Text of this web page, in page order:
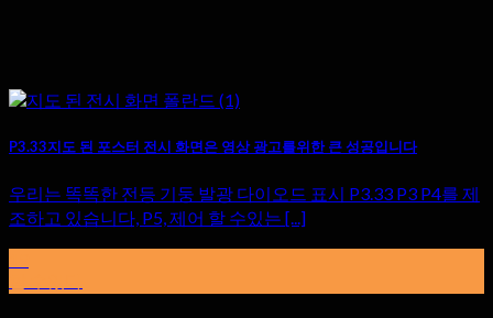
P3.33지도 된 포스터 전시 화면은 영상 광고를위한 큰 성공입니다
우리는 똑똑한 전등 기둥 발광 다이오드 표시 P3.33 P3 P4를 제
조하고 있습니다, P5, 제어 할 수있는 [...]